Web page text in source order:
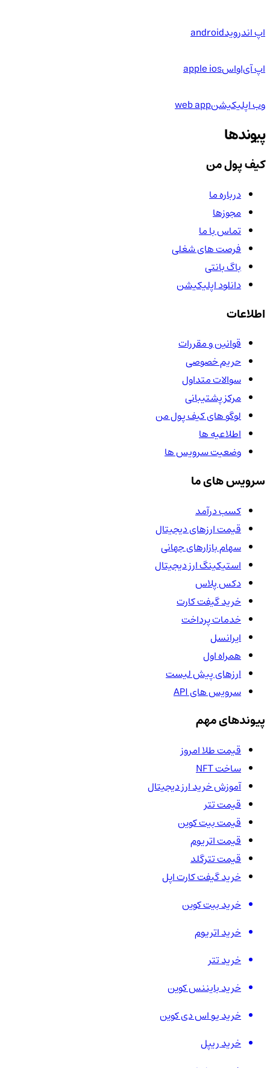
اپ اندرویدandroid
اپ آی‌او‌اسapple ios
وب اپلیکیشنweb app
پیوندها
کیف پول من
درباره ما
مجوزها
تماس با ما
فرصت های شغلی
باگ بانتی
دانلود اپلیکیشن
اطلاعات
قوانین و مقررات
حریم خصوصی
سوالات متداول
مرکز پشتیبانی
لوگو های کیف پول من
اطلاعیه ها
وضعیت سرویس ها
سرویس های ما
کسب درآمد
قیمت ارزهای دیجیتال
سهام بازارهای جهانی
استیکینگ ارز دیجیتال
دکس پلاس
خرید گیفت کارت
خدمات پرداخت
ایرانسل
همراه اول
ارزهای پیش لیست
سرویس های API
پیوندهای مهم
قیمت طلا امروز
ساخت NFT
آموزش خرید ارز دیجیتال
قیمت تتر
قیمت بیت کوین
قیمت اتریوم
قیمت تترگلد
خرید گیفت کارت اپل
خرید بیت کوین
خرید اتریوم
خرید تتر
خرید بایننس کوین
خرید یو اس دی کوین
خرید ریپل